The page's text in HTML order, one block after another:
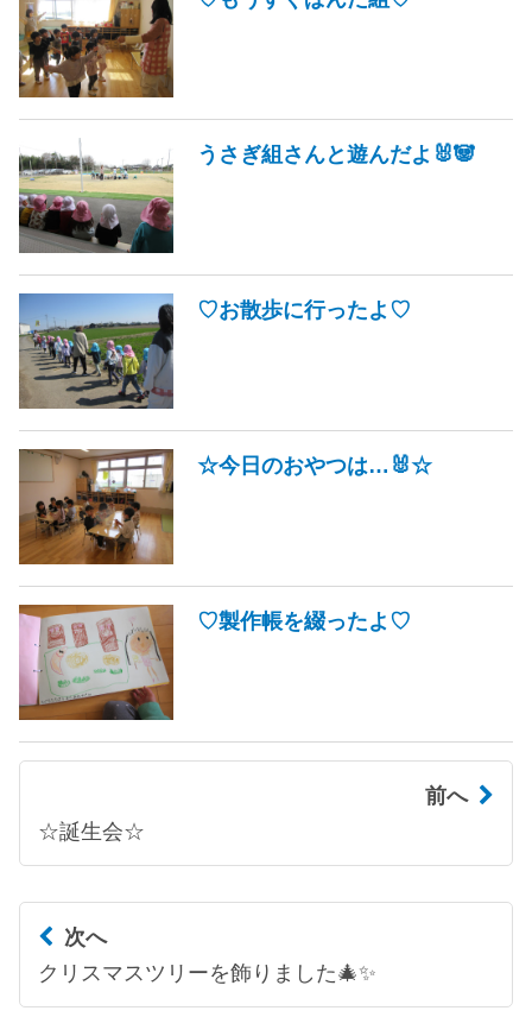
うさぎ組さんと遊んだよ🐰🐼
♡お散歩に行ったよ♡
☆今日のおやつは…🐰☆
♡製作帳を綴ったよ♡
前へ
☆誕生会☆
次へ
クリスマスツリーを飾りました🎄✨